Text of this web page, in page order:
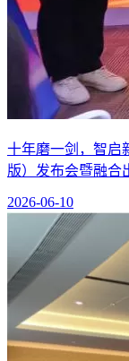
十年磨一剑，智启
版）发布会暨融合
2026-06-10